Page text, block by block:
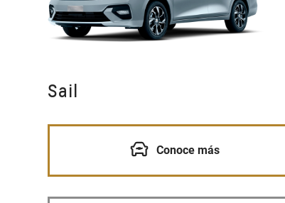
Sail
Conoce más